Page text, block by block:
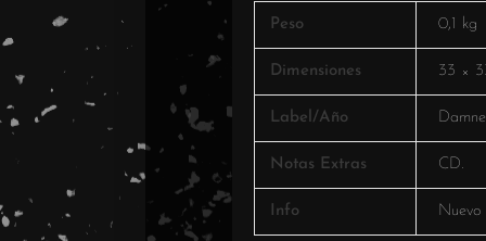
Peso 0,1 kg
Dimensiones 33 ×
Label/Año
Notas Extras CD.
Info Nuevo